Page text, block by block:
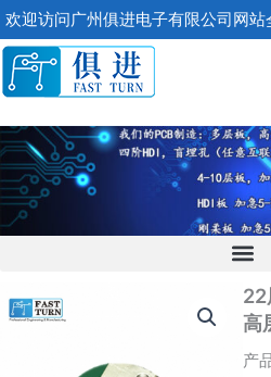
跳
至
内
容
欢迎访问广州俱进电子有限公司网站
22
高
产